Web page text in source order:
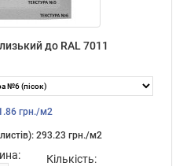
до RAL 7011
грн./м2
293.23 грн./м2
Кількість: